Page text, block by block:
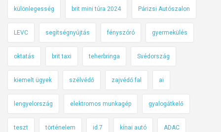
különlegesség brit mini túra 2024 Párizsi Autószalon
LEVC segítségnyújtás fényszóró gyermekülés
oktatás brit taxi teherbringa Svédország
kiemelt ügyek szélvédő zajvédő fal ai
lengyelország elektromos munkagép gyalogátkelő
teszt történelem id.7 kínai autó ADAC